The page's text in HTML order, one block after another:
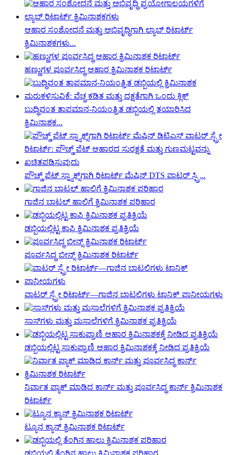
ಆಹಾರ ಸಂಶೋಧನೆ ಮತ್ತು ಅಭಿವೃದ್ಧಿಗಾಗಿ ಲ್ಯಾಬ್ ರಿಟಾರ್ಟ್
ಕ್ರಿಮಿನಾಶಕಗಳು...
ಹಣ್ಣುಗಳ ಪೂರ್ವಸಿದ್ಧ ಆಹಾರ ಕ್ರಿಮಿನಾಶಕ ರಿಟಾರ್ಟ್
ಬುದ್ಧಿವಂತ ತಾಪಮಾನ-ನಿಯಂತ್ರಿತ ಡಬ್ಬಿಯಲ್ಲಿ ತಯಾರಿಸಿದ
ಕ್ರಿಮಿನಾಶಕ...
ಪೌಚ್ಡ್ ಪೆಟ್ ಸ್ನ್ಯಾಕ್ಸ್‌ಗಾಗಿ ರಿಟಾರ್ಟ್ ಮೆಷಿನ್ DTS ವಾಟರ್ ಸ್ಪ್ರಿ...
ಗಾಜಿನ ಬಾಟಲ್ ಹಾಲಿಗೆ ಕ್ರಿಮಿನಾಶಕ ಪರಿಹಾರ
ಡಬ್ಬಿಯಲ್ಲಿಟ್ಟ ಕಾಫಿ ಕ್ರಿಮಿನಾಶಕ ಪ್ರತಿಕ್ರಿಯೆ
ಪೂರ್ವಸಿದ್ಧ ಬೀನ್ಸ್ ಕ್ರಿಮಿನಾಶಕ ರಿಟಾರ್ಟ್
ವಾಟರ್ ಸ್ಪ್ರೇ ರಿಟಾರ್ಟ್—ಗಾಜಿನ ಬಾಟಲಿಗಳು ಟಾನಿಕ್ ಪಾನೀಯಗಳು
ಸಾಸ್‌ಗಳು ಮತ್ತು ಮಸಾಲೆಗಳಿಗೆ ಕ್ರಿಮಿನಾಶಕ ಪ್ರತಿಕ್ರಿಯೆ
ಡಬ್ಬಿಯಲ್ಲಿಟ್ಟ ಸಾಕುಪ್ರಾಣಿ ಆಹಾರ ಕ್ರಿಮಿನಾಶಕಕ್ಕೆ ನೀಡಿದ ಪ್ರತಿಕ್ರಿಯೆ
ನಿರ್ವಾತ ಪ್ಯಾಕ್ ಮಾಡಿದ ಕಾರ್ನ್ ಮತ್ತು ಪೂರ್ವಸಿದ್ಧ ಕಾರ್ನ್ ಕ್ರಿಮಿನಾಶಕ
ರಿಟಾರ್ಟ್
ಟ್ಯೂನ ಕ್ಯಾನ್ ಕ್ರಿಮಿನಾಶಕ ರಿಟಾರ್ಟ್
ಡಬ್ಬಿಯಲ್ಲಿ ತೆಂಗಿನ ಹಾಲು ಕ್ರಿಮಿನಾಶಕ ಪರಿಹಾರ